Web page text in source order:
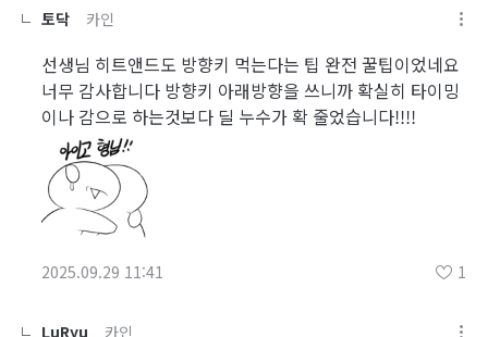
토닥 카인
선생님 히트앤드도 방향키 먹는다는 팁 완전 꿀팁이었네요
너무 감사합니다 방향키 아래방향을 쓰니까 확실히 타이밍
이나 감으로 하는것보다 딜 누수가 확 줄었습니다!!!!
2025.09.29 11:41 1
LuRyu 카인